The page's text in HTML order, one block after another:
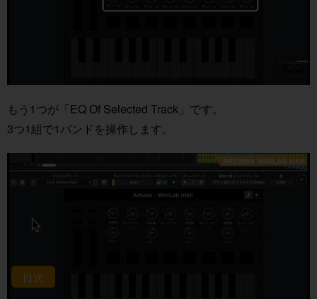
目次
もう1つが「EQ Of Selected Track」です。
3つ1組で1バンドを操作します。